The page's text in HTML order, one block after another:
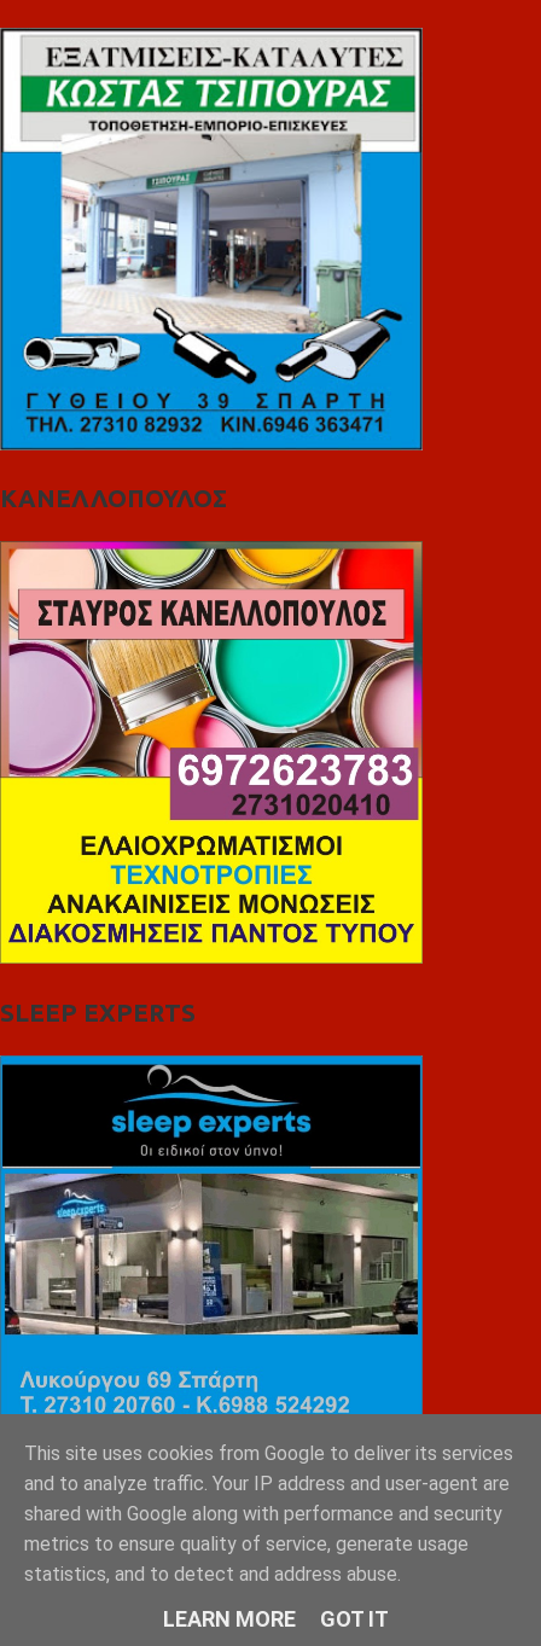
ΚΑΝΕΛΛΟΠΟΥΛΟΣ
SLEEP EXPERTS
ΕΜΙΛΥ ΚΑΡΥΓΙΑΝΝΗ
This site uses cookies from Google to deliver its services
and to analyze traffic. Your IP address and user-agent are
shared with Google along with performance and security
metrics to ensure quality of service, generate usage
statistics, and to detect and address abuse.
LEARN MORE GOT IT